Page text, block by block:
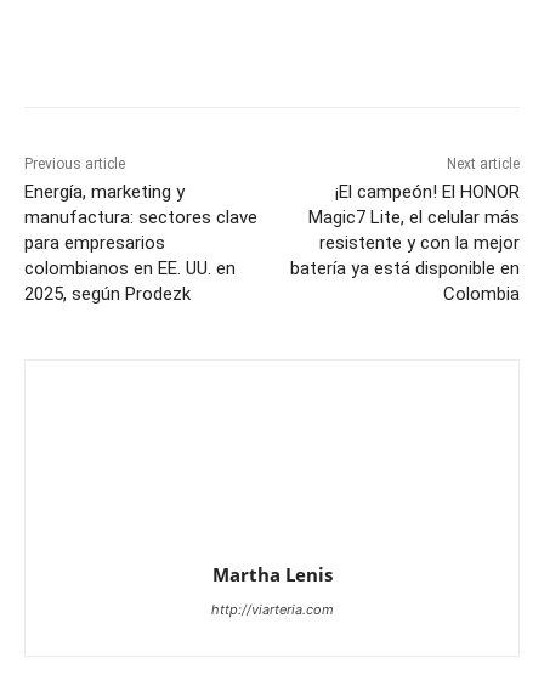
Previous article
Energía, marketing y
manufactura: sectores clave
para empresarios
colombianos en EE. UU. en
2025, según Prodezk
Next article
¡El campeón! El HONOR
Magic7 Lite, el celular más
resistente y con la mejor
batería ya está disponible en
Colombia
Martha Lenis
http://viarteria.com